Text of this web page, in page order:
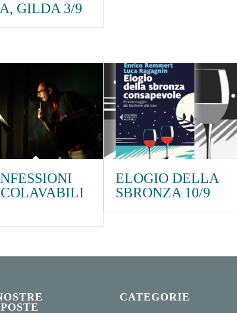
GILDA 3/9
ELOGIO DELLA
SBRONZA 10/9
CATEGORIE